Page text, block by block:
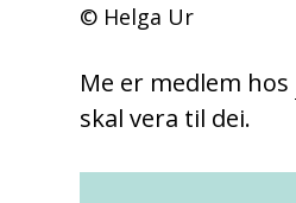
Helga Ur
Me er medlem hos
skal vera til dei.